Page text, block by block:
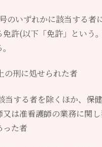
のいずれかに該当する者
免許(以下「免許」という
の刑に処せられた者
当する者を除くほか、保
又は准看護師の業務に関
った者